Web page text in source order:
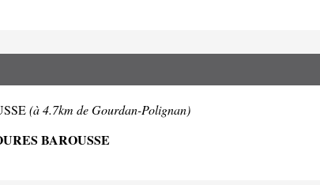
(à 4.7km de Gourdan-Polignan)
BAROUSSE